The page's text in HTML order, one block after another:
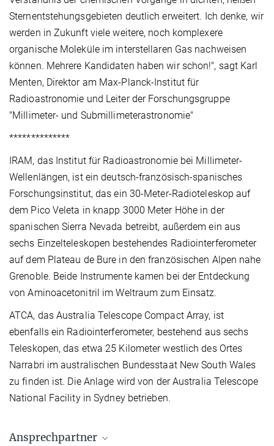
Sternentstehungsgebieten deutlich erweitert. Ich denke, wir
werden in Zukunft viele weitere, noch komplexere
organische Moleküle im interstellaren Gas nachweisen
können. Mehrere Kandidaten haben wir schon!", sagt Karl
Menten, Direktor am Max-Planck-Institut für
Radioastronomie und Leiter der Forschungsgruppe
"Millimeter- und Submillimeterastronomie"
**************
IRAM, das Institut für Radioastronomie bei Millimeter-
Wellenlängen, ist ein deutsch-französisch-spanisches
Forschungsinstitut, das ein 30-Meter-Radioteleskop auf
dem Pico Veleta in knapp 3000 Meter Höhe in der
spanischen Sierra Nevada betreibt, außerdem ein aus
sechs Einzelteleskopen bestehendes Radiointerferometer
auf dem Plateau de Bure in den französischen Alpen nahe
Grenoble. Beide Instrumente kamen bei der Entdeckung
von Aminoacetonitril im Weltraum zum Einsatz.
ATCA, das Australia Telescope Compact Array, ist
ebenfalls ein Radiointerferometer, bestehend aus sechs
Teleskopen, das etwa 25 Kilometer westlich des Ortes
Narrabri im australischen Bundesstaat New South Wales
zu finden ist. Die Anlage wird von der Australia Telescope
National Facility in Sydney betrieben.
Ansprechpartner